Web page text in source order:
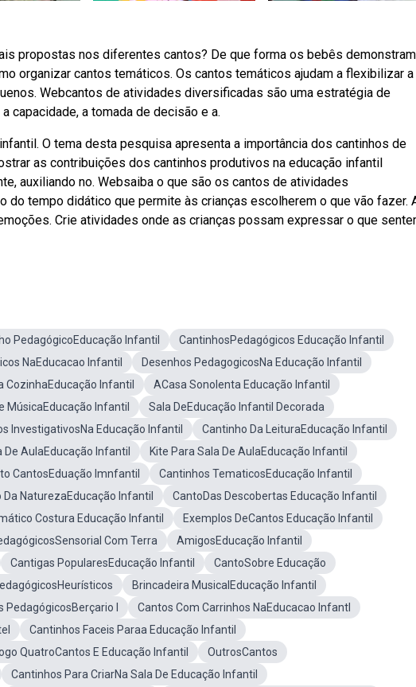
propostas nos diferentes cantos? De que forma os bebês demonstram
organizar cantos temáticos. Os cantos temáticos ajudam a flexibilizar a
Webcantos de atividades diversificadas são uma estratégia de
capacidade, a tomada de decisão e a.
O tema desta pesquisa apresenta a importância dos cantinhos de
as contribuições dos cantinhos produtivos na educação infantil
auxiliando no. Websaiba o que são os cantos de atividades
do tempo didático que permite às crianças escolherem o que vão fazer.
Crie atividades onde as crianças possam expressar o que
PedagógicoEducação Infantil
CantinhosPedagógicos Educação Infantil
NaEducacao Infantil
Desenhos PedagogicosNa Educação Infantil
CozinhaEducação Infantil
ACasa Sonolenta Educação Infantil
MúsicaEducação Infantil
Sala DeEducação Infantil Decorada
InvestigativosNa Educação Infantil
Cantinho Da LeituraEducação Infantil
De AulaEducação Infantil
Kite Para Sala De AulaEducação Infantil
CantosEduação Imnfantil
Cantinhos TematicosEducação Infantil
Da NaturezaEducação Infantil
CantoDas Descobertas Educação Infantil
Costura Educação Infantil
Exemplos DeCantos Educação Infantil
Com Terra
AmigosEducação Infantil
Cantigas PopularesEducação Infantil
CantoSobre Educação
Brincadeira MusicalEducação Infantil
PedagógicosBerçario I
Cantos Com Carrinhos NaEducacao Infantl
Cantinhos Faceis Paraa Educação Infantil
QuatroCantos E Educação Infantil
OutrosCantos
Cantinhos Para CriarNa Sala De Educação Infantil